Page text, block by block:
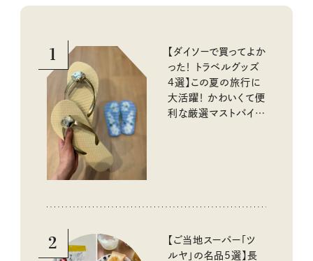
1
【ダイソーで買ってよか
った！ トラベルグッズ
4選】この夏の旅行に
大活躍！ かわいくて便
利な厳選マストバイア
2
【ご当地スーパー「ツ
ルヤ」の名品5選】長